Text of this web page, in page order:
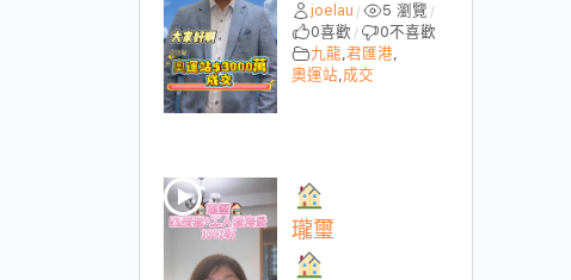
joelau / 5 瀏覽 /
0喜歡 / 0不喜歡
九龍,君匯港,
奧運站,成交
瓏璽